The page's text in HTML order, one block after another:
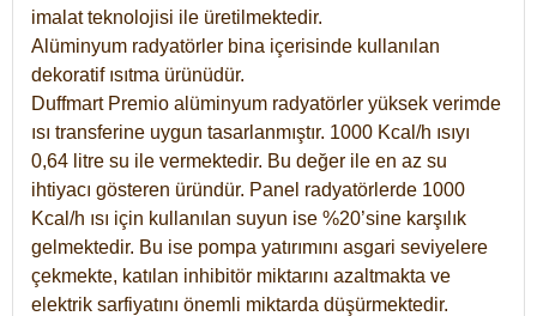
imalat teknolojisi ile üretilmektedir.
Alüminyum radyatörler bina içerisinde kullanılan
dekoratif ısıtma ürünüdür.
Duffmart Premio alüminyum radyatörler yüksek verimde
ısı transferine uygun tasarlanmıştır. 1000 Kcal/h ısıyı
0,64 litre su ile vermektedir. Bu değer ile en az su
ihtiyacı gösteren üründür. Panel radyatörlerde 1000
Kcal/h ısı için kullanılan suyun ise %20’sine karşılık
gelmektedir. Bu ise pompa yatırımını asgari seviyelere
çekmekte, katılan inhibitör miktarını azaltmakta ve
elektrik sarfiyatını önemli miktarda düşürmektedir.